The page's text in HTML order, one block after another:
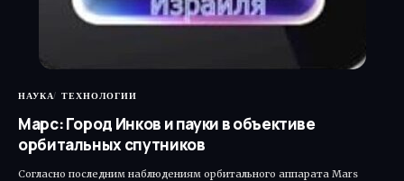
НАУКА ТЕХНОЛОГИИ
Марс: Город Инков и пауки в объективе
орбитальных спутников
Согласно последним наблюдениям орбитального аппарата Mars